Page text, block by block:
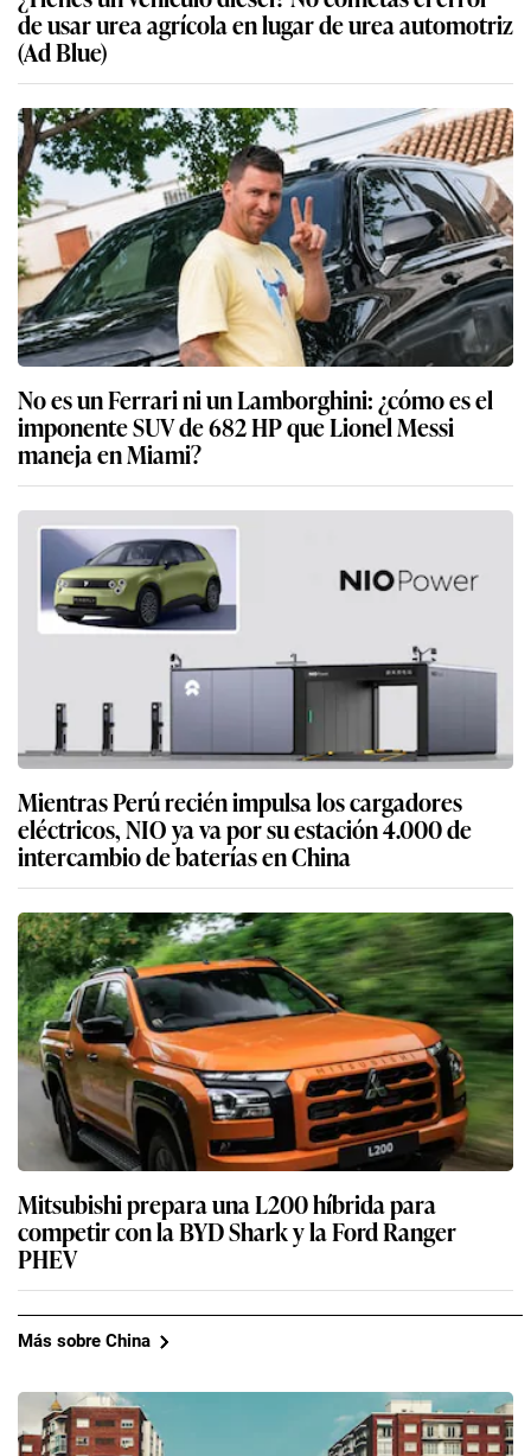
de usar urea agrícola en lugar de urea automotriz
(Ad Blue)
No es un Ferrari ni un Lamborghini: ¿cómo es el
imponente SUV de 682 HP que Lionel Messi
maneja en Miami?
Mientras Perú recién impulsa los cargadores
eléctricos, NIO ya va por su estación 4.000 de
intercambio de baterías en China
Mitsubishi prepara una L200 híbrida para
competir con la BYD Shark y la Ford Ranger
PHEV
Más sobre China